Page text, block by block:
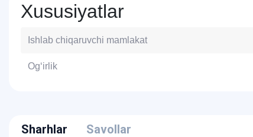
Xususiyatlar
Ishlab chiqaruvchi mamlakat
Og‘irlik
Sharhlar Savollar